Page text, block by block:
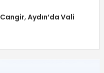
Aydın’da Vali